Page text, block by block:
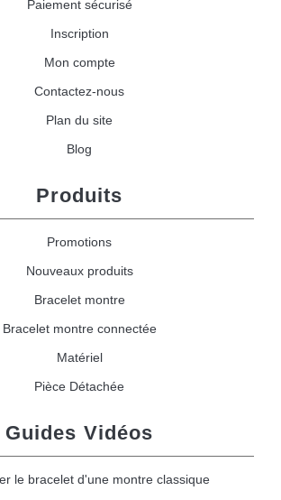
Paiement sécurisé
Inscription
Mon compte
Contactez-nous
Plan du site
Blog
Produits
Promotions
Nouveaux produits
Bracelet montre
Bracelet montre connectée
Matériel
Pièce Détachée
Guides Vidéos
le bracelet d'une montre classique